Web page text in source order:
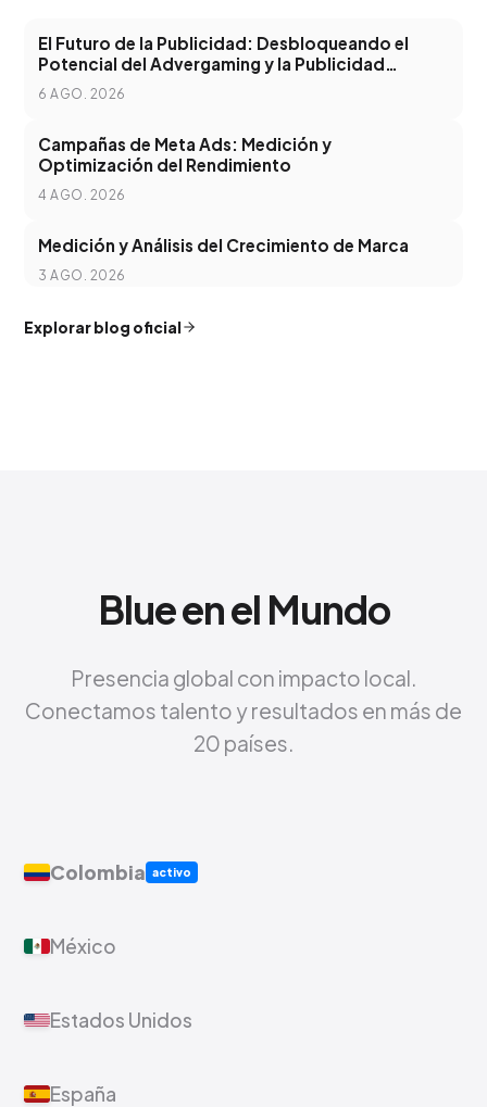
El Futuro de la Publicidad: Desbloqueando el
Potencial del Advergaming y la Publicidad
Programática
6 AGO. 2026
Campañas de Meta Ads: Medición y
Optimización del Rendimiento
4 AGO. 2026
Medición y Análisis del Crecimiento de Marca
3 AGO. 2026
Explorar blog oficial
Blue en el Mundo
Presencia global con impacto local.
Conectamos talento y resultados en más de
20 países.
Colombia activo
México
Estados Unidos
España